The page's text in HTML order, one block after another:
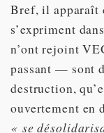
Bref, il apparaît
s’expriment
n’ont rejoint
passant — sont
destruction,
ouvertement en
« se